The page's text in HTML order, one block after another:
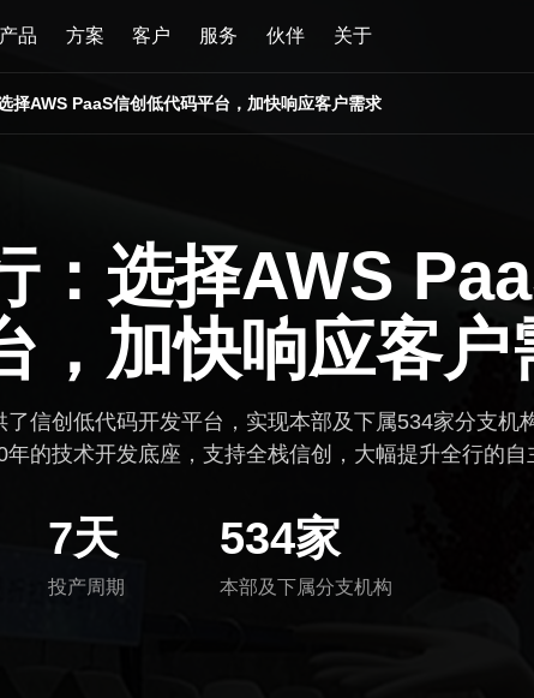
产品 方案 客户 服务 伙伴 关于
择AWS PaaS信创低代码平台，加快响应客户需求
：选择AWS
，加快响应客户
信创低代码开发平台，实现本部及下属534家分支机
的技术开发底座，支持全栈信创，大幅提升全行的自
7天
投产周期
534家
本部及下属分支机构